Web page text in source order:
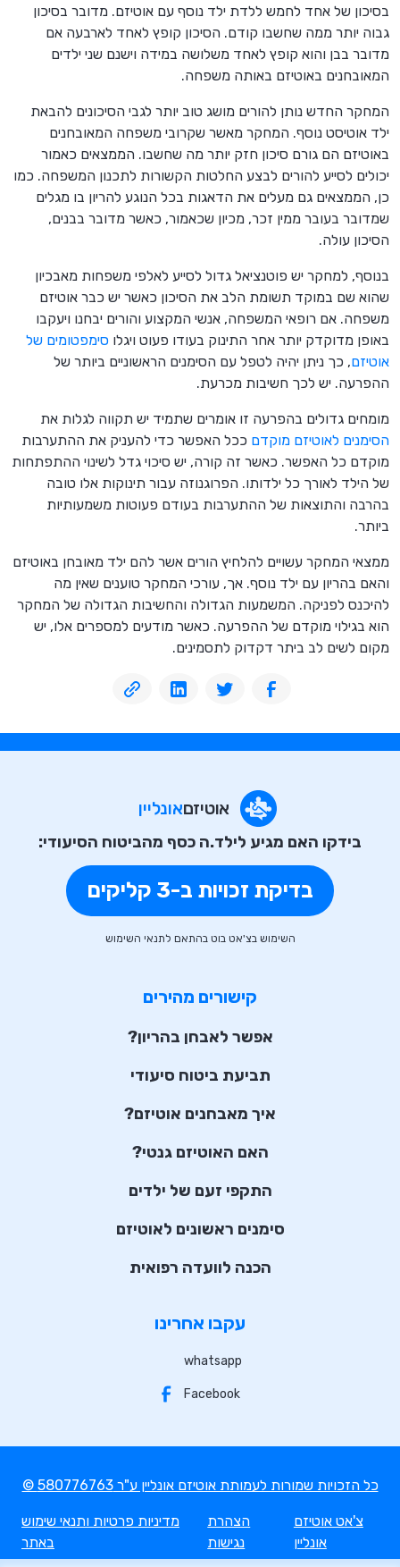
בסיכון של אחד לחמש ללדת ילד נוסף עם אוטיזם. מדובר בסיכון
גבוה יותר ממה שחשבו קודם. הסיכון קופץ לאחד לארבעה אם
מדובר בבן והוא קופץ לאחד משלושה במידה וישנם שני ילדים
המאובחנים באוטיזם באותה משפחה.
המחקר החדש נותן להורים מושג טוב יותר לגבי הסיכונים להבאת
ילד אוטיסט נוסף. המחקר מאשר שקרובי משפחה המאובחנים
באוטיזם הם גורם סיכון חזק יותר מה שחשבו. הממצאים כאמור
יכולים לסייע להורים לבצע החלטות הקשורות לתכנון המשפחה. כמו
כן, הממצאים גם מעלים את הדאגות בכל הנוגע להריון בו מגלים
שמדובר בעובר ממין זכר, מכיון שכאמור, כאשר מדובר בבנים,
הסיכון עולה.
בנוסף, למחקר יש פוטנציאל גדול לסייע לאלפי משפחות מאבכיון
שהוא שם במוקד תשומת הלב את הסיכון כאשר יש כבר אוטיזם
משפחה. אם רופאי המשפחה, אנשי המקצוע והורים יבחנו ויעקבו
באופן מדוקדק יותר אחר התינוק בעודו פעוט ויגלו סימפטומים של
אוטיזם, כך ניתן יהיה לטפל עם הסימנים הראשוניים ביותר של
ההפרעה. יש לכך חשיבות מכרעת.
מומחים גדולים בהפרעה זו אומרים שתמיד יש תקווה לגלות את
הסימנים לאוטיזם מוקדם ככל האפשר כדי להעניק את ההתערבות
מוקדם כל האפשר. כאשר זה קורה, יש סיכוי גדל לשינוי ההתפתחות
של הילד לאורך כל ילדותו. הפרוגנוזה עבור תינוקות אלו טובה
בהרבה והתוצאות של ההתערבות בעודם פעוטות משמעותיות
ביותר.
ממצאי המחקר עשויים להלחיץ הורים אשר להם ילד מאובחן באוטיזם
והאם בהריון עם ילד נוסף. אך, עורכי המחקר טוענים שאין מה
להיכנס לפניקה. המשמעות הגדולה והחשיבות הגדולה של המחקר
הוא בגילוי מוקדם של ההפרעה. כאשר מודעים למספרים אלו, יש
מקום לשים לב ביתר דקדוק לתסמינים.
אוטיזםאונליין
בידקו האם מגיע לילד.ה כסף מהביטוח הסיעודי:
בדיקת זכויות ב-3 קליקים
השימוש בצ'אט בוט בהתאם לתנאי השימוש
קישורים מהירים
אפשר לאבחן בהריון?
תביעת ביטוח סיעודי
איך מאבחנים אוטיזם?
האם האוטיזם גנטי?
התקפי זעם של ילדים
סימנים ראשונים לאוטיזם
הכנה לוועדה רפואית
עקבו אחרינו
whatsapp
Facebook
© כל הזכויות שמורות לעמותת אוטיזם אונליין ע"ר 580776763
מדיניות פרטיות ותנאי שימוש
באתר
הצהרת
נגישות
צ'אט אוטיזם
אונליין